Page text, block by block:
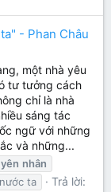
- Phan Châu
một nhà yêu
tư tưởng cách
chỉ là nhà
sáng tác
ngữ với những
và những...
nhân
ta
Trả lời: